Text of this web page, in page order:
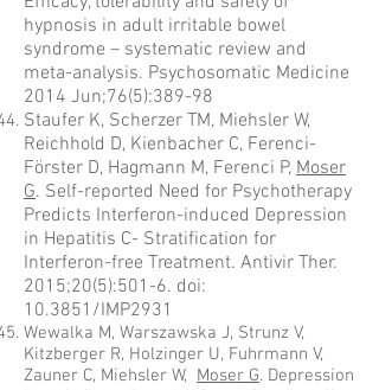
hypnosis in adult irritable bowel
syndrome – systematic review and
meta-analysis. Psychosomatic Medicine
2014 Jun;76(5):389-98
Staufer K, Scherzer TM, Miehsler W,
Reichhold D, Kienbacher C, Ferenci-
Förster D, Hagmann M, Ferenci P, Moser
G. Self-reported Need for Psychotherapy
Predicts Interferon-induced Depression
in Hepatitis C- Stratification for
Interferon-free Treatment. Antivir Ther.
2015;20(5):501-6. doi:
10.3851/IMP2931
Wewalka M, Warszawska J, Strunz V,
Kitzberger R, Holzinger U, Fuhrmann V,
Zauner C, Miehsler W, Moser G. Depression